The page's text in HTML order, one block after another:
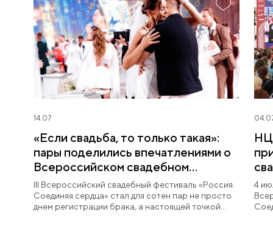
14.07
«Если свадьба, то только такая»:
пары поделились впечатлениями о
Всероссийском свадебном
фестивале
III Всероссийский свадебный фестиваль «Россия.
Соединяя сердца» стал для сотен пар не просто
днем регистрации брака, а настоящей точкой
НЦ
4